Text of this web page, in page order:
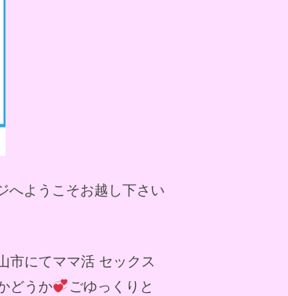
へようこそお越し下さい
市にてママ活 セックス
どうか
ごゆっくりと